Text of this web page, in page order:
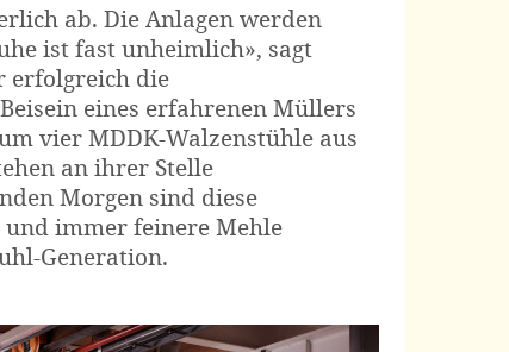
ab. Die Anlagen werden
ist fast unheimlich», sagt
erfolgreich die
eines erfahrenen Müllers
vier MDDK-Walzenstühle aus
an ihrer Stelle
Morgen sind diese
immer feinere Mehle
Generation.